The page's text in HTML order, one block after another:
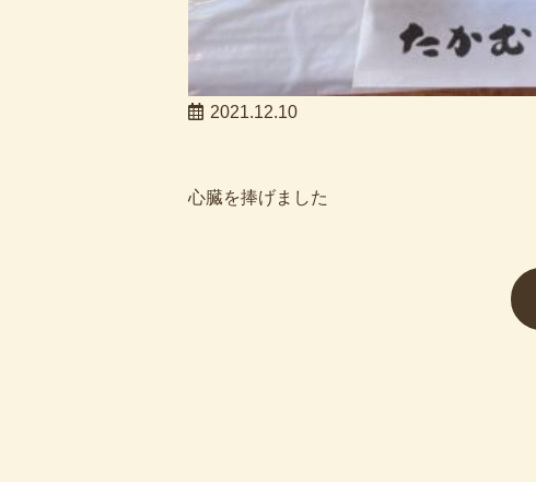
2021.12.10
心臓を捧げました